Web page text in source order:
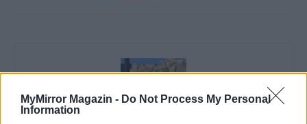
MyMirror Magazin - Do Not Process My Personal
Information